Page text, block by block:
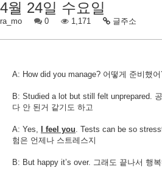
4월 24일 수요일
ra_mo 0 1,171 글주소
A: How did you manage? 어떻게 준비했어
B: Studied a lot but still felt unprepared.
다 안 된거 같기도 하고
A: Yes, I feel you. Tests can be so
험은 언제나 스트레스지
B: But happy it’s over. 그래도 끝나서 행복